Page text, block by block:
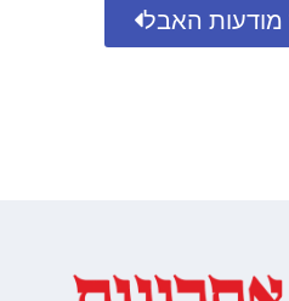
מודעות האבל